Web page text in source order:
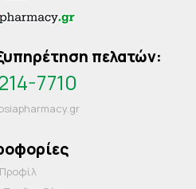
πελατών:
7710
Προφίλ